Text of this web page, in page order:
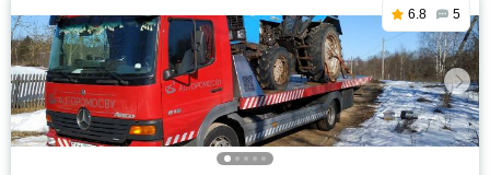
6.8 5